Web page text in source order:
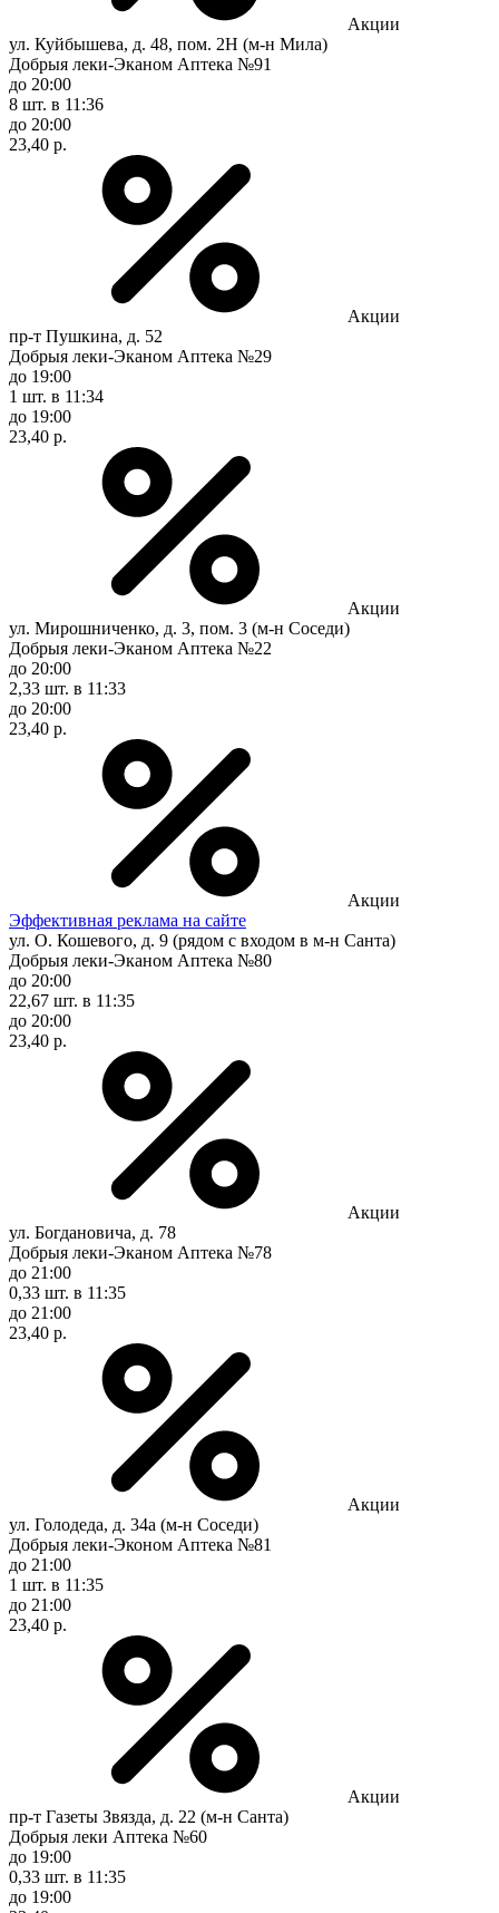
Акции
ул. Куйбышева, д. 48, пом. 2Н (м-н Мила)
Добрыя леки-Эканом Аптека №91
до 20:00
8 шт. в 11:36
до 20:00
23,40 р.
Акции
пр-т Пушкина, д. 52
Добрыя леки-Эканом Аптека №29
до 19:00
1 шт. в 11:34
до 19:00
23,40 р.
Акции
ул. Мирошниченко, д. 3, пом. 3 (м-н Соседи)
Добрыя леки-Эканом Аптека №22
до 20:00
2,33 шт. в 11:33
до 20:00
23,40 р.
Акции
Эффективная реклама на сайте
ул. О. Кошевого, д. 9 (рядом с входом в м-н Санта)
Добрыя леки-Эканом Аптека №80
до 20:00
22,67 шт. в 11:35
до 20:00
23,40 р.
Акции
ул. Богдановича, д. 78
Добрыя леки-Эканом Аптека №78
до 21:00
0,33 шт. в 11:35
до 21:00
23,40 р.
Акции
ул. Голодеда, д. 34а (м-н Соседи)
Добрыя леки-Эконом Аптека №81
до 21:00
1 шт. в 11:35
до 21:00
23,40 р.
Акции
пр-т Газеты Звязда, д. 22 (м-н Санта)
Добрыя леки Аптека №60
до 19:00
0,33 шт. в 11:35
до 19:00